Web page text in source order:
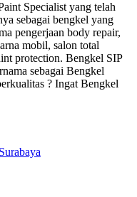
Specialist yang telah
sebagai bengkel yang
pengerjaan body repair,
mobil, salon total
protection. Bengkel SIP
sebagai Bengkel
? Ingat Bengkel